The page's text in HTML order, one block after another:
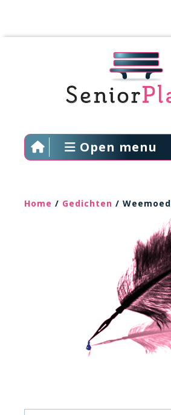
Open menu
Home / Gedichten / Weemoed